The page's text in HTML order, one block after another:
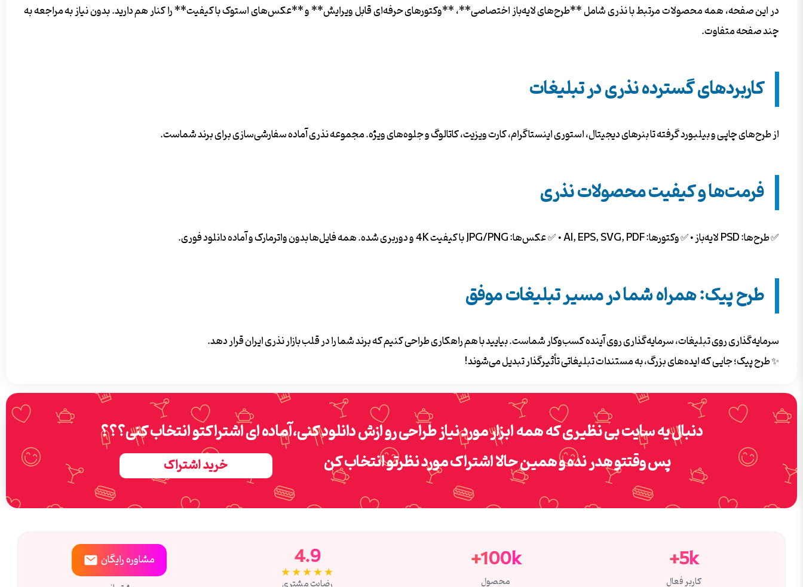
در این صفحه، همه محصولات مرتبط با نذری شامل **طرح‌های لایه‌باز اختصاصی**، **وکتورهای حرفه‌ای قابل ویرایش** و **عکس‌های استوک با کیفیت** را کنار هم دارید. بدون نیاز به مراجعه به
چند صفحه متفاوت.
کاربردهای گسترده نذری در تبلیغات
از طرح‌های چاپی و بیلبورد گرفته تا بنرهای دیجیتال، استوری اینستاگرام، کارت ویزیت، کاتالوگ و جلوه‌های ویژه. مجموعه نذری آماده سفارشی‌سازی برای برند شماست.
فرمت‌ها و کیفیت محصولات نذری
✅ طرح‌ها: PSD لایه‌باز • ✅ وکتورها: AI, EPS, SVG, PDF • ✅ عکس‌ها: JPG/PNG با کیفیت 4K و دوربری شده. همه فایل‌ها بدون واترمارک و آماده دانلود فوری.
طرح پیک: همراه شما در مسیر تبلیغات موفق
سرمایه‌گذاری روی تبلیغات، سرمایه‌گذاری روی آینده کسب‌وکار شماست. بیایید با هم راهکاری طراحی کنیم که برند شما را در قلب بازار نذری ایران قرار دهد.
✨ طرح پیک؛ جایی که ایده‌های بزرگ، به مستندات تبلیغاتی تأثیرگذار تبدیل می‌شوند!
دنبال یه سایت بی نظیری کههمه ابزار مورد نیاز طراحی رو ازش دانلود کنی،
پس وقتتو هدر نده و همین حالا اشتراک مورد نظرتو انتخاب کن
آماده ای اشتراکتو انتخاب کنی؟؟؟
خرید اشتراک
5k+
کاربر فعال
100k+
محصول
4.9
★★★★★
مشاورهرایگان